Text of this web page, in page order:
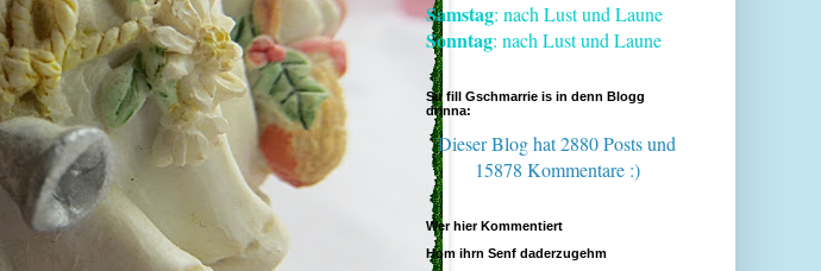
Samstag: nach Lust und Laune
Sonntag: nach Lust und Laune
Su fill Gschmarrie is in denn Blogg
drinna:
Dieser Blog hat 2880 Postsund
15878 Kommentare :)
Wer hier Kommentiert
Hom ihrn Senf daderzugehm